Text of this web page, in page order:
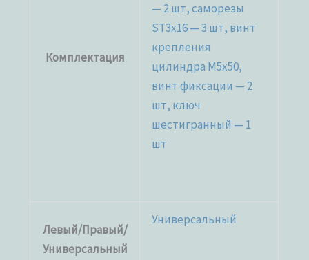
Комплектация
— 2 шт, саморезы
ST3x16 — 3 шт, винт
крепления
цилиндра M5x50,
винт фиксации — 2
шт, ключ
шестигранный — 1
шт
Левый/Правый/
Универсальный
Универсальный